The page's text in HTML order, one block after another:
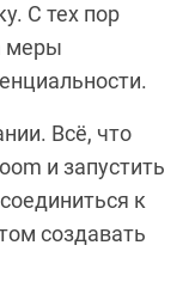
С тех пор
меры
Всё, что
и запустить
к
создавать